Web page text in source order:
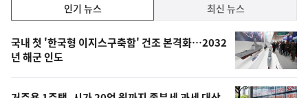
기,
최
신,
오
인기 뉴스 최신 뉴스
기
뉴
스
국내 첫 '한국형 이지스구축함' 건조 본격화…2032
년 해군 인도